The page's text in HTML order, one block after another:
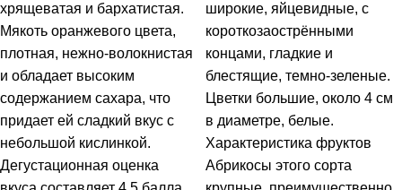
хрящеватая и бархатистая.
Мякоть оранжевого цвета,
плотная, нежно-волокнистая
и обладает высоким
содержанием сахара, что
придает ей сладкий вкус с
небольшой кислинкой.
Дегустационная оценка
широкие, яйцевидные, с
короткозаострёнными
концами, гладкие и
блестящие, темно-зеленые.
Цветки большие, около 4 см
в диаметре, белые.
Характеристика фруктов
Абрикосы этого сорта